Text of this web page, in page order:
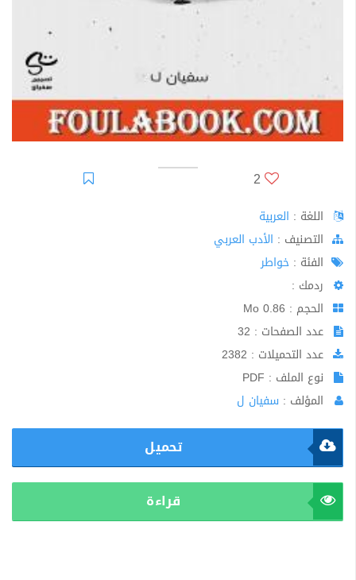
2
اللغة : العربية
اﻟﺘﺼﻨﻴﻒ : الأدب العربي
الفئة : خواطر
ردمك :
الحجم : 0.86 Mo
عدد الصفحات : 32
عدد التحميلات : 2382
نوع الملف : PDF
المؤلف : سفيان ل
تحميل
قراءة